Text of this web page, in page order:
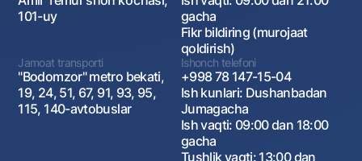
101-uy
gacha
Fikr bildiring (murojaat
qoldirish)
Jamoat transporti
"Bodomzor" metro bekati,
19, 24, 51, 67, 91, 93, 95,
115, 140-avtobuslar
Ishonch telefoni
+998 78 147-15-04
Ish kunlari: Dushanbadan
Jumagacha
Ish vaqti: 09:00 dan 18:00
gacha
Tushlik vaqti: 13:00 dan